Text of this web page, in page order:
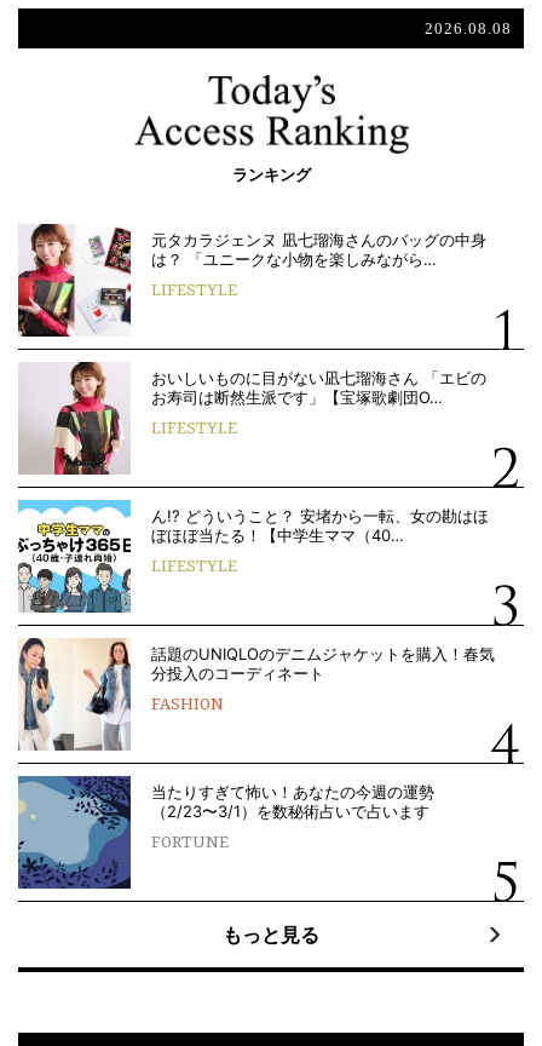
2026.08.08
ランキング
元タカラジェンヌ 凪七瑠海さんのバッグの中身
は？ 「ユニークな小物を楽しみながら…
LIFESTYLE
おいしいものに目がない凪七瑠海さん 「エビの
お寿司は断然生派です」【宝塚歌劇団O…
LIFESTYLE
ん!? どういうこと？ 安堵から一転、女の勘はほ
ぼほぼ当たる！【中学生ママ（40…
LIFESTYLE
話題のUNIQLOのデニムジャケットを購入！春気
分投入のコーディネート
FASHION
当たりすぎて怖い！あなたの今週の運勢
（2/23〜3/1）を数秘術占いで占います
FORTUNE
もっと見る